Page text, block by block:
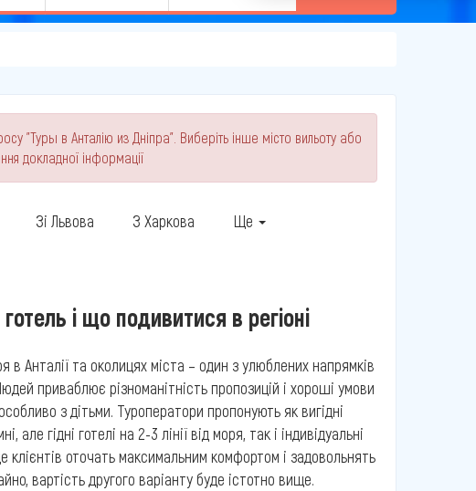
"Туры в Анталію из Дніпра". Виберіть інше місто вильоту або
докладної інформації
Зі Львова З Харкова Ще
і що подивитися в регіоні
в Анталії та околицях міста – один з улюблених напрямків
приваблює різноманітність пропозицій і хороші умови
з дітьми. Туроператори пропонують як вигідні
але гідні готелі на 2-3 лінії від моря, так і індивідуальні
клієнтів оточать максимальним комфортом і задовольнять
вартість другого варіанту буде істотно вище.